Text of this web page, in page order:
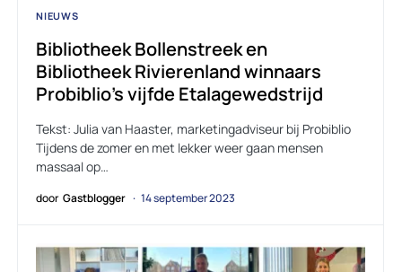
NIEUWS
Bibliotheek Bollenstreek en
Bibliotheek Rivierenland winnaars
Probiblio’s vijfde Etalagewedstrijd
Tekst: Julia van Haaster, marketingadviseur bij Probiblio
Tijdens de zomer en met lekker weer gaan mensen
massaal op…
door Gastblogger 14 september 2023